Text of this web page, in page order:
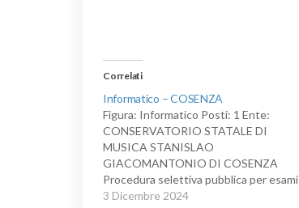
Correlati
Informatico – COSENZA
Figura: Informatico Posti: 1 Ente:
CONSERVATORIO STATALE DI
MUSICA STANISLAO
GIACOMANTONIO DI COSENZA
Procedura selettiva pubblica per esami
e titoli AREA Assistenti Settore
3 Dicembre 2024